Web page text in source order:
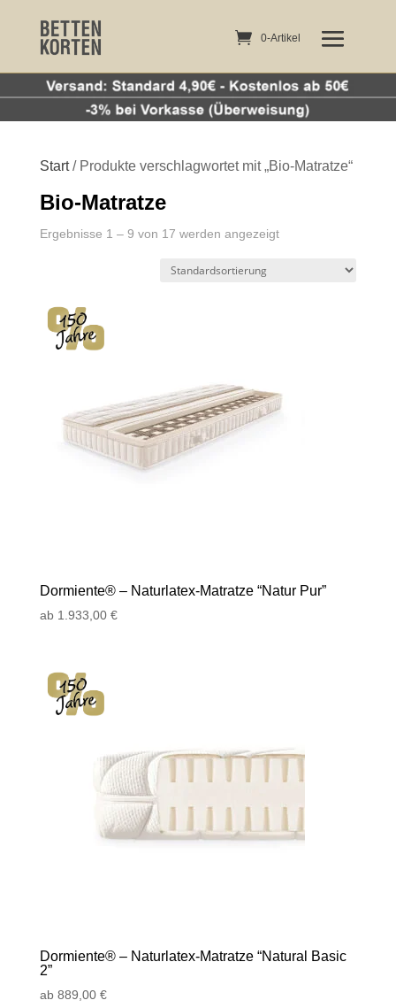
0-Artikel
Start/ Produkte verschlagwortet mit „Bio-Matratze“
Bio-Matratze
Ergebnisse 1 – 9 von 17 werden angezeigt
Dormiente® – Naturlatex-Matratze “Natur Pur”
ab 1.933,00 €
Dormiente® – Naturlatex-Matratze “Natural Basic
2”
ab 889,00 €